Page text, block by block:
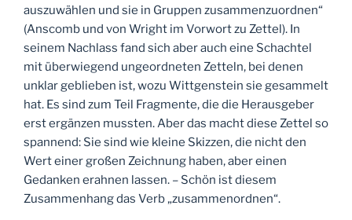
auszuwählen und sie in Gruppen zusammenzuordnen“
(Anscomb und von Wright im Vorwort zu Zettel). In
seinem Nachlass fand sich aber auch eine Schachtel
mit überwiegend ungeordneten Zetteln, bei denen
unklar geblieben ist, wozu Wittgenstein sie gesammelt
hat. Es sind zum Teil Fragmente, die die Herausgeber
erst ergänzen mussten. Aber das macht diese Zettel so
spannend: Sie sind wie kleine Skizzen, die nicht den
Wert einer großen Zeichnung haben, aber einen
Gedanken erahnen lassen. – Schön ist diesem
Zusammenhang das Verb „zusammenordnen“.